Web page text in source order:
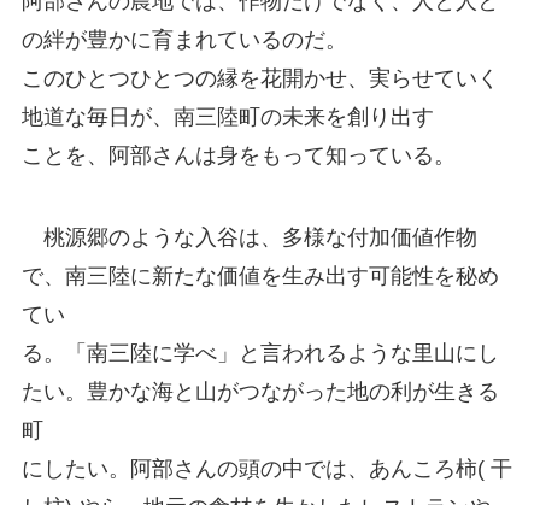
の絆が豊かに育まれているのだ。
このひとつひとつの縁を花開かせ、実らせていく
地道な毎日が、南三陸町の未来を創り出す
ことを、阿部さんは身をもって知っている。
桃源郷のような入谷は、多様な付加価値作物
で、南三陸に新たな価値を生み出す可能性を秘め
てい
る。「南三陸に学べ」と言われるような里山にし
たい。豊かな海と山がつながった地の利が生きる
町
にしたい。阿部さんの頭の中では、あんころ柿( 干